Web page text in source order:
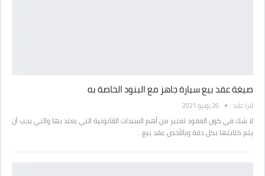
صيغة عقد بيع سيارة جاهز مع البنود الخاصة به
لارا عابد 26 يونيو 2021
لا شك في كون العقود تعتبر من أهم السندات القانونية التي يعتد بها والتي يجب أن
يتم كتابتها بكل دقة وبالأخص عقد بيع…